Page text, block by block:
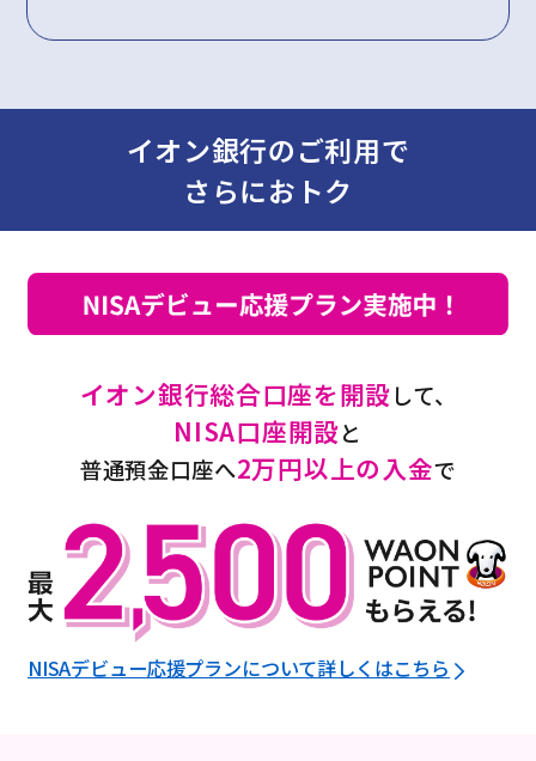
イオン銀行のご利用で
さらにおトク
イオン銀行総合口座を開設して、
NISA口座開設と
普通預金口座へ2万円以上の入金で
NISAデビュー応援プランについて詳しくはこちら